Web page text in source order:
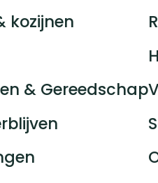
kozijnen
& Gereedschap